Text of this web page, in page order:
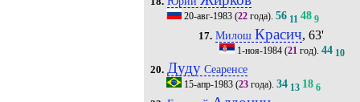
20-авг-1983(22года). 56 11 48 9
17. Милош Красич, 63'
1-ноя-1984 (21 год).44 10
20. ДудуСеаренсе
15-апр-1983(23года). 34 13 18 6